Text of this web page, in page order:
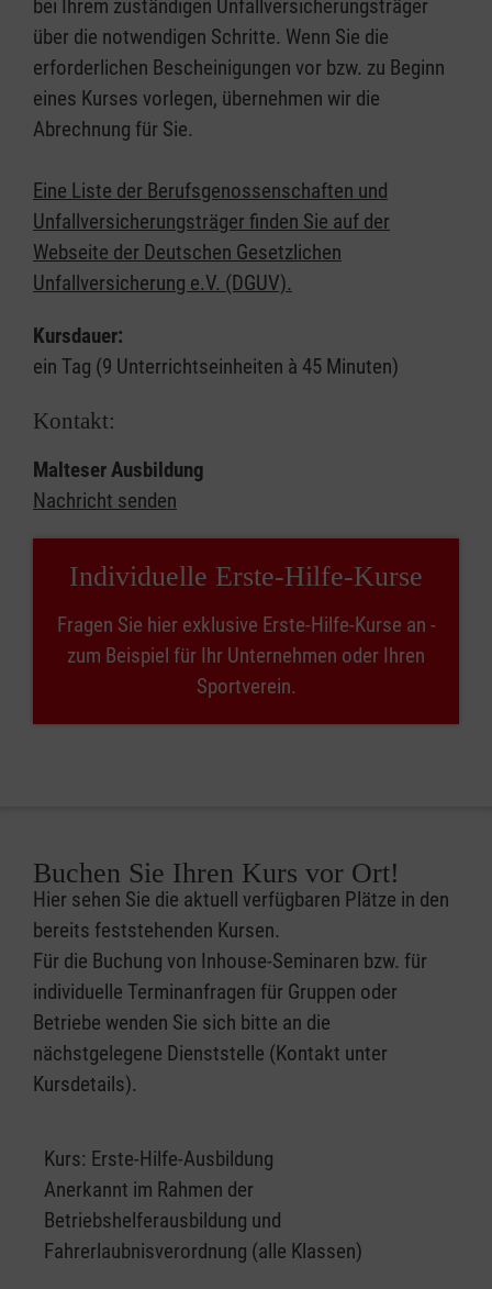
bei Ihrem zuständigen Unfallversicherungsträger
über die notwendigen Schritte. Wenn Sie die
erforderlichen Bescheinigungen vor bzw. zu Beginn
eines Kurses vorlegen, übernehmen wir die
Abrechnung für Sie.
Eine Liste der Berufsgenossenschaften und
Unfallversicherungsträger finden Sie auf der
Webseite der Deutschen Gesetzlichen
Unfallversicherung e.V. (DGUV).
Kursdauer:
ein Tag (9 Unterrichtseinheiten à 45 Minuten)
Kontakt:
Malteser Ausbildung
Nachricht senden
Individuelle Erste-Hilfe-Kurse
Fragen Sie hier exklusive Erste-Hilfe-Kurse an -
zum Beispiel für Ihr Unternehmen oder Ihren
Sportverein.
Buchen Sie Ihren Kurs vor Ort!
Hier sehen Sie die aktuell verfügbaren Plätze in den
bereits feststehenden Kursen.
Für die Buchung von Inhouse-Seminaren bzw. für
individuelle Terminanfragen für Gruppen oder
Betriebe wenden Sie sich bitte an die
nächstgelegene Dienststelle (Kontakt unter
Kursdetails).
Kurs: Erste-Hilfe-Ausbildung
Anerkannt im Rahmen der
Betriebshelferausbildung und
Fahrerlaubnisverordnung (alle Klassen)